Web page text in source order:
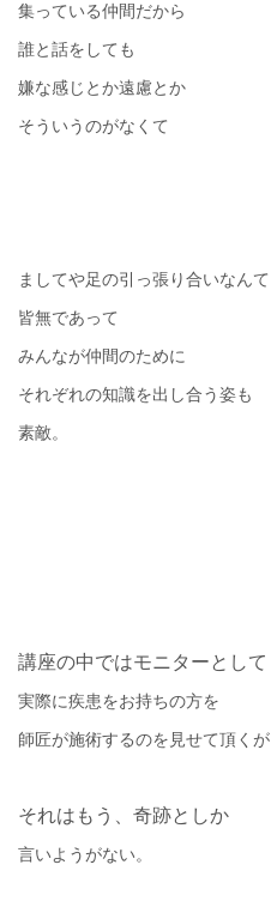
集っている仲間だから
誰と話をしても
嫌な感じとか遠慮とか
そういうのがなくて
ましてや足の引っ張り合いなんて
皆無であって
みんなが仲間のために
それぞれの知識を出し合う姿も
素敵。
講座の中ではモニターとして
実際に疾患をお持ちの方を
師匠が施術するのを見せて頂くが
それはもう、奇跡としか
言いようがない。